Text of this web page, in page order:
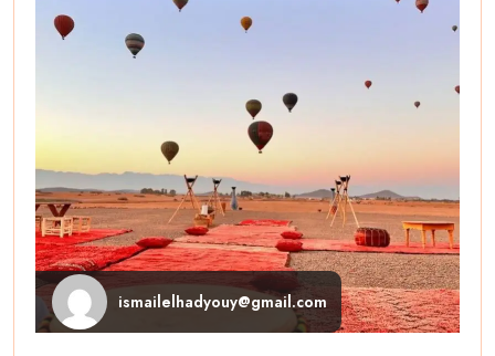
ismailelhadyouy@gmail.com